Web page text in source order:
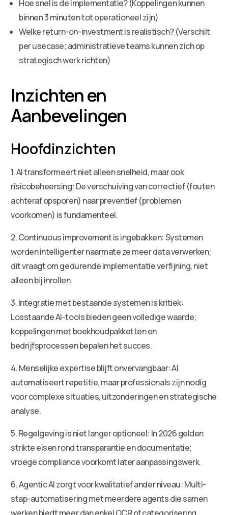
Hoe snel is de implementatie? (Koppelingen kunnen
binnen 3 minuten tot operationeel zijn)
Welke return-on-investment is realistisch? (Verschilt
per usecase; administratieve teams kunnen zich op
strategisch werk richten)
Inzichten en
Aanbevelingen
Hoofdinzichten
1. AI transformeert niet alleen snelheid, maar ook
risicobeheersing: De verschuiving van correctief (fouten
achteraf opsporen) naar preventief (problemen
voorkomen) is fundamenteel.
2. Continuous improvement is ingebakken: Systemen
worden intelligenter naarmate ze meer data verwerken;
dit vraagt om gedurende implementatie verfijning, niet
alleen bij inrollen.
3. Integratie met bestaande systemen is kritiek:
Losstaande AI-tools bieden geen volledige waarde;
koppelingen met boekhoudpakketten en
bedrijfsprocessen bepalen het succes.
4. Menselijke expertise blijft onvervangbaar: AI
automatiseert repetitie, maar professionals zijn nodig
voor complexe situaties, uitzonderingen en strategische
analyse.
5. Regelgeving is niet langer optioneel: In 2026 gelden
strikte eisen rond transparantie en documentatie;
vroege compliance voorkomt later aanpassingswerk.
6. Agentic AI zorgt voor kwalitatief ander niveau: Multi-
stap-automatisering met meerdere agents die samen
werken biedt meer dan enkel OCR of categorisering.